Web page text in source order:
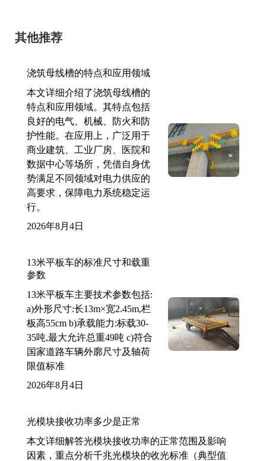
其他推荐
浇筑母线槽的特点和应用领域
本文详细介绍了浇筑母线槽的
特点和应用领域。其特点包括
良好的电气、机械、防火和防
护性能。在应用上，广泛用于
商业建筑、工业厂房、医院和
数据中心等场所，凭借自身优
势满足不同领域对电力供应的
高要求，保障电力系统稳定运
行。
2026年8月4日
13米平板车的标准尺寸和载重
参数
13米平板车主要技术参数包括:
a)外形尺寸:长13m×宽2.45m,栏
板高55cm b)承载能力:标载30-
35吨,最大允许总重49吨 c)符合
国家道路车辆外廓尺寸及轴荷
限值标准
2026年8月4日
光模块接收功率多少是正常
本文详细解答光模块接收功率的正常范围及影响
因素，重点分析千兆光模块的收光标准（典型值